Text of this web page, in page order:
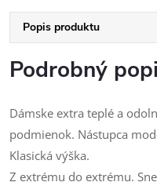
Popis produktu
Podrobný
Dámske extra teplé a
podmienok. Nástupca
Klasická výška.
Z extrému do extrému.